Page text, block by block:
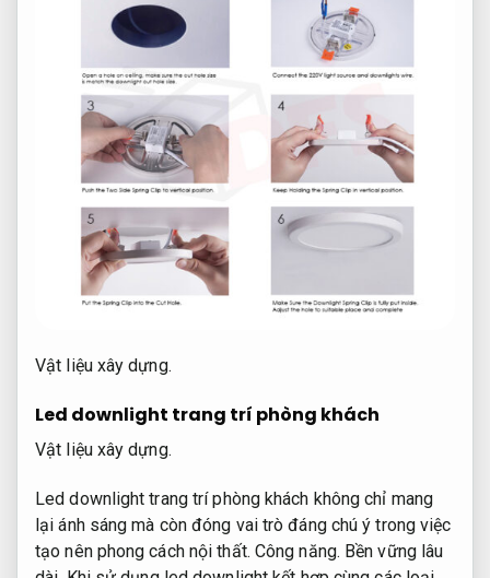
Vật liệu xây dựng.
Led downlight trang trí phòng khách
Vật liệu xây dựng.
Led downlight trang trí phòng khách không chỉ mang
lại ánh sáng mà còn đóng vai trò đáng chú ý trong việc
tạo nên phong cách nội thất. Công năng. Bền vững lâu